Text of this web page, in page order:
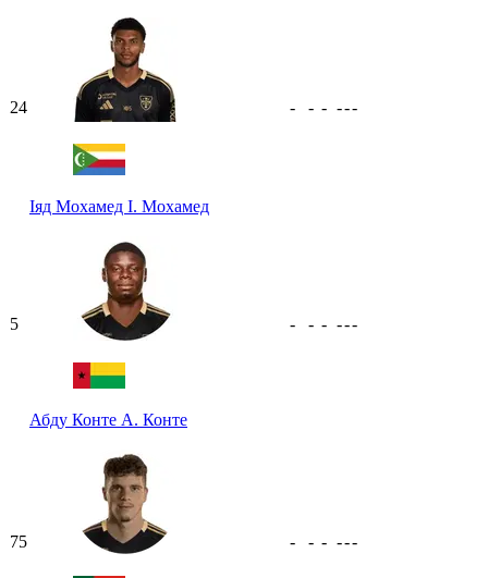
24
Іяд Мохамед І. Мохамед
- - - ---
5
Абду Конте А. Конте
- - - ---
75 - - - ---